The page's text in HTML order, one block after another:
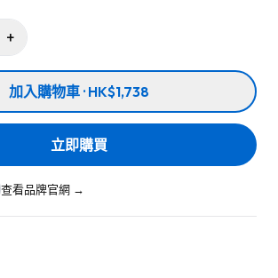
+
加入購物車 · HK$1,738
立即購買
查看品牌官網 →